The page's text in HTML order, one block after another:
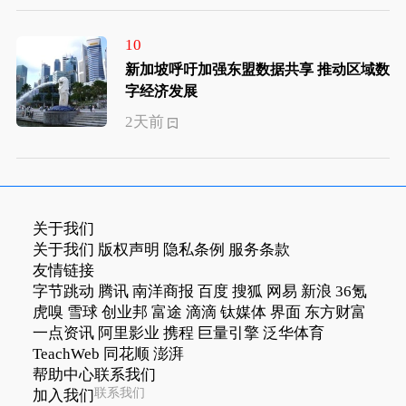
10
新加坡呼吁加强东盟数据共享 推动区域数
字经济发展
2天前
关于我们
关于我们 版权声明 隐私条例 服务条款
友情链接
字节跳动 腾讯 南洋商报 百度 搜狐 网易 新浪 36氪
虎嗅 雪球 创业邦 富途 滴滴 钛媒体 界面 东方财富
一点资讯 阿里影业 携程 巨量引擎 泛华体育
TeachWeb 同花顺 澎湃
帮助中心
加入我们
联系我们
联系我们